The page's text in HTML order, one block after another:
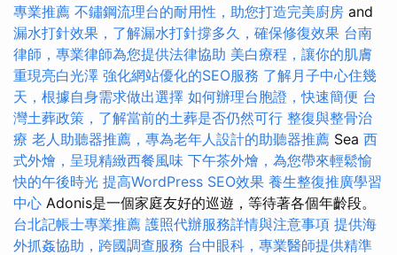
專業推薦 不鏽鋼流理台的耐用性，助您打造完美廚房 and
漏水打針效果，了解漏水打針撐多久，確保修復效果 台南
律師，專業律師為您提供法律協助 美白療程，讓你的肌膚
重現亮白光澤 強化網站優化的SEO服務 了解月子中心住幾
天，根據自身需求做出選擇 如何辦理台胞證，快速簡便 台
灣土葬政策，了解當前的土葬是否仍然可行 整復與整骨治
療 老人助聽器推薦，專為老年人設計的助聽器推薦 Sea 西
式外燴，呈現精緻西餐風味 下午茶外燴，為您帶來輕鬆愉
快的午後時光 提高WordPress SEO效果 養生整復推廣學習
中心 Adonis是一個家庭友好的巡遊，等待著各個年齡段。
台北記帳士專業推薦 護照代辦服務詳情與注意事項 提供海
外抓姦協助，跨國調查服務 台中眼科，專業醫師提供精準